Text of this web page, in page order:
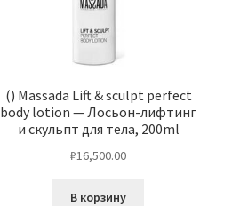
() Massada Lift & sculpt perfect
body lotion — Лосьон-лифтинг
и скульпт для тела, 200ml
₽16,500.00
В корзину